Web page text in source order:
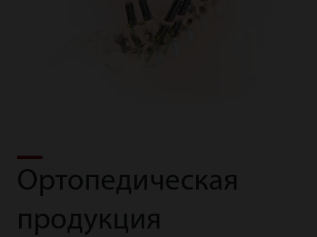
Ортопедическая
продукция